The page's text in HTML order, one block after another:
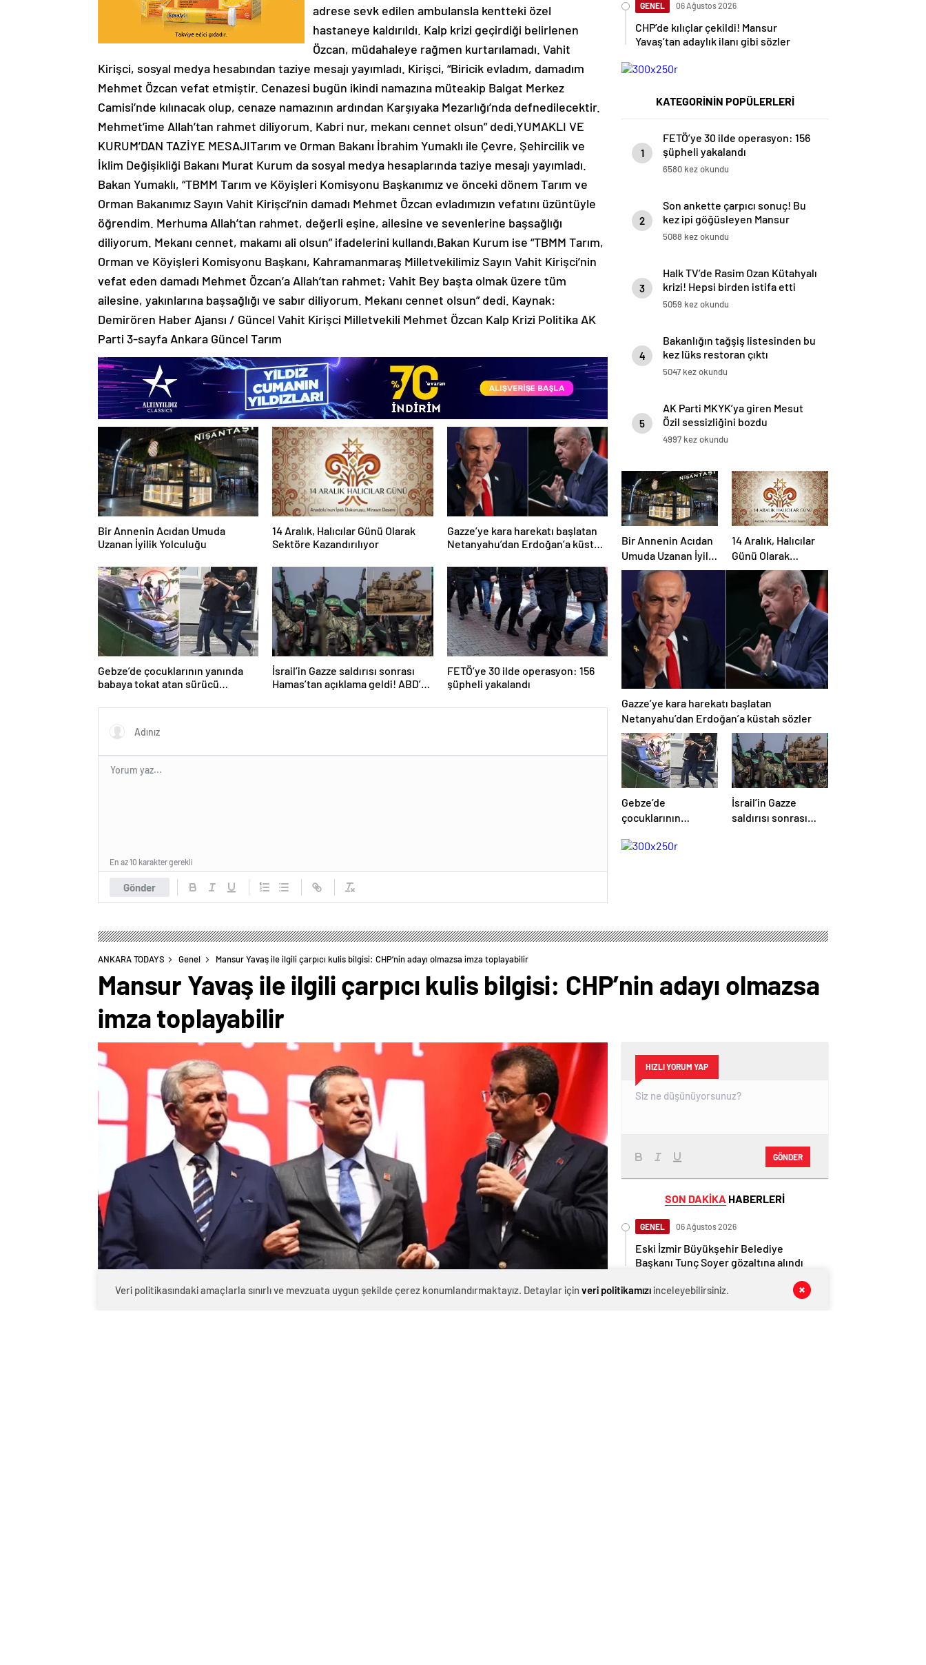
adrese sevk edilen ambulansla kentteki özel
hastaneye kaldırıldı. Kalp krizi geçirdiği belirlenen
Özcan, müdahaleye rağmen kurtarılamadı. Vahit
Kirişci, sosyal medya hesabından taziye mesajı yayımladı. Kirişci, “Biricik evladım, damadım
Mehmet Özcan vefat etmiştir. Cenazesi bugün ikindi namazına müteakip Balgat Merkez
Camisi’nde kılınacak olup, cenaze namazının ardından Karşıyaka Mezarlığı’nda defnedilecektir.
Mehmet’ime Allah’tan rahmet diliyorum. Kabri nur, mekanı cennet olsun” dedi.YUMAKLI VE
KURUM’DAN TAZİYE MESAJITarım ve Orman Bakanı İbrahim Yumaklı ile Çevre, Şehircilik ve
İklim Değişikliği Bakanı Murat Kurum da sosyal medya hesaplarında taziye mesajı yayımladı.
Bakan Yumaklı, “TBMM Tarım ve Köyişleri Komisyonu Başkanımız ve önceki dönem Tarım ve
Orman Bakanımız Sayın Vahit Kirişci’nin damadı Mehmet Özcan evladımızın vefatını üzüntüyle
öğrendim. Merhuma Allah’tan rahmet, değerli eşine, ailesine ve sevenlerine başsağlığı
diliyorum. Mekanı cennet, makamı ali olsun” ifadelerini kullandı.Bakan Kurum ise “TBMM Tarım,
Orman ve Köyişleri Komisyonu Başkanı, Kahramanmaraş Milletvekilimiz Sayın Vahit Kirişci’nin
vefat eden damadı Mehmet Özcan’a Allah’tan rahmet; Vahit Bey başta olmak üzere tüm
ailesine, yakınlarına başsağlığı ve sabır diliyorum. Mekanı cennet olsun” dedi. Kaynak:
Demirören Haber Ajansı / Güncel Vahit Kirişci Milletvekili Mehmet Özcan Kalp Krizi Politika AK
Parti 3-sayfa Ankara Güncel Tarım
Bir Annenin Acıdan Umuda
Uzanan İyilik Yolculuğu
14 Aralık, Halıcılar Günü Olarak
Sektöre Kazandırılıyor
Gazze’ye kara harekatı başlatan
Netanyahu’dan Erdoğan’a küstah
Gebze’de çocuklarının yanında
babaya tokat atan sürücü
İsrail’in Gazze saldırısı sonrası
Hamas’tan açıklama geldi! ABD’yi
FETÖ’ye 30 ilde operasyon: 156
şüpheli yakalandı
Gönder
En az 10 karakter gerekli
GENEL 06 Ağustos 2026
CHP’de kılıçlar çekildi! Mansur
Yavaş’tan adaylık ilanı gibi sözler
KATEGORİNİN POPÜLERLERİ
1
FETÖ’ye 30 ilde operasyon: 156
şüpheli yakalandı
6580 kez okundu
2
Son ankette çarpıcı sonuç! Bu
kez ipi göğüsleyen Mansur
Yavaş oldu
5088 kez okundu
3
Halk TV’de Rasim Ozan Kütahyalı
krizi! Hepsi birden istifa etti
5059 kez okundu
4
Bakanlığın tağşiş listesinden bu
kez lüks restoran çıktı
5047 kez okundu
5
AK Parti MKYK’ya giren Mesut
Özil sessizliğini bozdu
4997 kez okundu
Bir Annenin Acıdan
Umuda Uzanan İyilik
Yolculuğu
14 Aralık, Halıcılar
Günü Olarak
Sektöre
Kazandırılıyor
Gazze’ye kara harekatı başlatan
Netanyahu’dan Erdoğan’a küstah sözler
Gebze’de
çocuklarının
tokat atan sürücü
İsrail’in Gazze
saldırısı sonrası
ANKARA TODAYS Genel Mansur Yavaş ile ilgili çarpıcı kulis bilgisi: CHP’nin adayı olmazsa imza toplayabilir
Mansur Yavaş ile ilgili çarpıcı kulis bilgisi: CHP’nin adayı olmazsa
imza toplayabilir
HIZLI YORUM YAP
GÖNDER
SON DAKİKA HABERLERİ
GENEL 06 Ağustos 2026
Eski İzmir Büyükşehir Belediye
Başkanı Tunç Soyer gözaltına alındı
GENEL 06 Ağustos 2026
Veri politikasındaki amaçlarla sınırlı ve mevzuata uygun şekilde çerez konumlandırmaktayız. Detaylar için veri politikamızıinceleyebilirsiniz.